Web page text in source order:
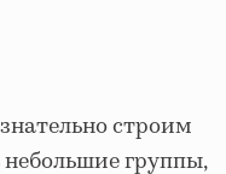
строим
группы,